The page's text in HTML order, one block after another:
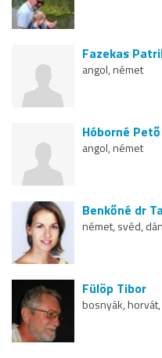
Fazekas
angol, német
Hóborné
angol, német
Benkőné dr
német, svéd,
Fülöp Tibor
bosnyák,